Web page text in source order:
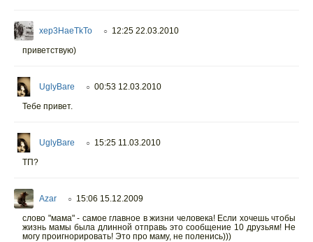
xep3HaeTkTo ○ 12:25 22.03.2010
приветствую)
UglyBare ○ 00:53 12.03.2010
Тебе привет.
UglyBare ○ 15:25 11.03.2010
ТП?
Azar ○ 15:06 15.12.2009
слово "мама" - самое главное в жизни человека! Если хочешь чтобы
жизнь мамы была длинной отправь это сообщение 10 друзьям! Не
могу проигнорировать! Это про маму, не поленись)))